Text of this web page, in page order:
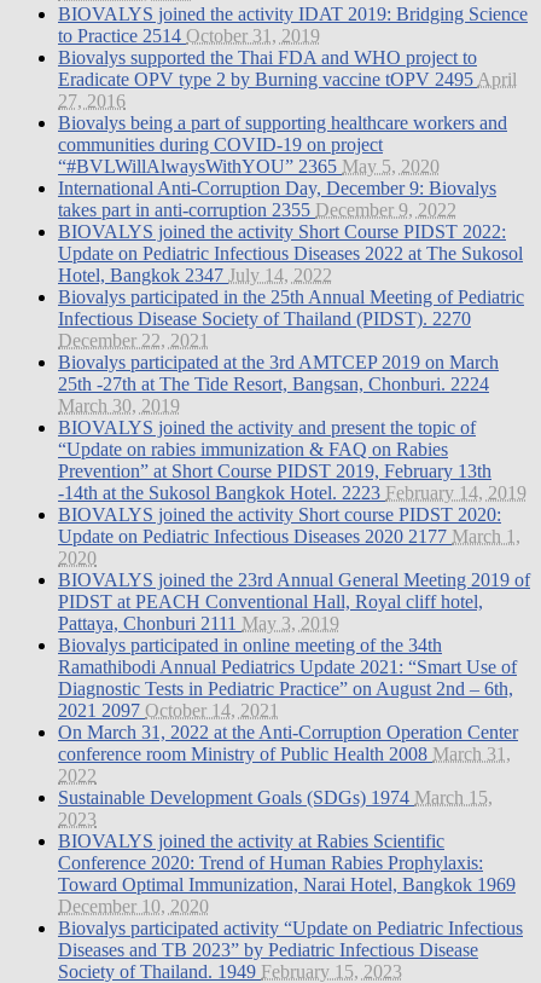
BIOVALYS joined the activity IDAT 2019: Bridging Science
to Practice 2514 October 31, 2019
Biovalys supported the Thai FDA and WHO project to
Eradicate OPV type 2 by Burning vaccine tOPV 2495 April
27, 2016
Biovalys being a part of supporting healthcare workers and
communities during COVID-19 on project
“#BVLWillAlwaysWithYOU” 2365 May 5, 2020
International Anti-Corruption Day, December 9: Biovalys
takes part in anti-corruption 2355 December 9, 2022
BIOVALYS joined the activity Short Course PIDST 2022:
Update on Pediatric Infectious Diseases 2022 at The Sukosol
Hotel, Bangkok 2347 July 14, 2022
Biovalys participated in the 25th Annual Meeting of Pediatric
Infectious Disease Society of Thailand (PIDST). 2270
December 22, 2021
Biovalys participated at the 3rd AMTCEP 2019 on March
25th -27th at The Tide Resort, Bangsan, Chonburi. 2224
March 30, 2019
BIOVALYS joined the activity and present the topic of
“Update on rabies immunization & FAQ on Rabies
Prevention” at Short Course PIDST 2019, February 13th
-14th at the Sukosol Bangkok Hotel. 2223 February 14, 2019
BIOVALYS joined the activity Short course PIDST 2020:
Update on Pediatric Infectious Diseases 2020 2177 March 1,
2020
BIOVALYS joined the 23rd Annual General Meeting 2019 of
PIDST at PEACH Conventional Hall, Royal cliff hotel,
Pattaya, Chonburi 2111 May 3, 2019
Biovalys participated in online meeting of the 34th
Ramathibodi Annual Pediatrics Update 2021: “Smart Use of
Diagnostic Tests in Pediatric Practice” on August 2nd – 6th,
2021 2097 October 14, 2021
On March 31, 2022 at the Anti-Corruption Operation Center
conference room Ministry of Public Health 2008 March 31,
2022
Sustainable Development Goals (SDGs) 1974 March 15,
2023
BIOVALYS joined the activity at Rabies Scientific
Conference 2020: Trend of Human Rabies Prophylaxis:
Toward Optimal Immunization, Narai Hotel, Bangkok 1969
December 10, 2020
Biovalys participated activity “Update on Pediatric Infectious
Diseases and TB 2023” by Pediatric Infectious Disease
Society of Thailand. 1949 February 15, 2023